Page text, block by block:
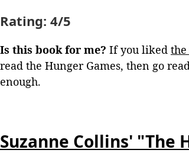
Rating: 4/5
Is this book for me? If you liked the
read the Hunger Games, then go
enough.
Suzanne Collins' "The